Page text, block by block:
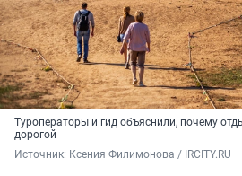
Туроператоры и гид объяснили, почему
дорогой
Источник: Ксения Филимонова / IRCITY.RU